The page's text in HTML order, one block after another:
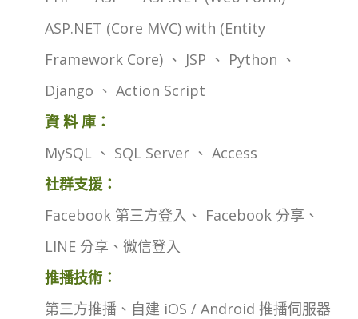
ASP.NET (Core MVC) with (Entity
Framework Core) 、 JSP 、 Python 、
Django 、 Action Script
資 料 庫：
MySQL 、 SQL Server 、 Access
社群支援：
Facebook 第三方登入、 Facebook 分享、
LINE 分享、微信登入
推播技術：
第三方推播、自建 iOS / Android 推播伺服器